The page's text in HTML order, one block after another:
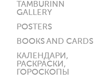
TAMBURINN
GALLERY
POSTERS
BOOKS AND CARDS
КАЛЕНДАРИ,
РАСКРАСКИ,
ГОРОСКОПЫ